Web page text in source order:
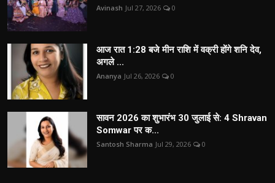
Avinash Jul 27, 2026 0
आज रात 1:28 बजे मीन राशि में वक्री होंगे शनि देव,
अगले ...
Ananya Jul 26, 2026 0
सावन 2026 का शुभारंभ 30 जुलाई से: 4 Shravan
Somwar पर क...
Santosh Sharma Jul 29, 2026 0